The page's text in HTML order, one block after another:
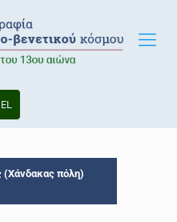
EL
(Χάνδακας πόλη)